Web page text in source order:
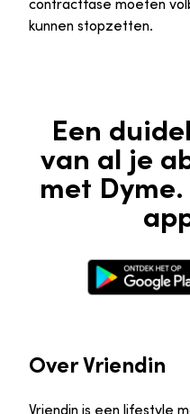
kunnen stopzetten.
Een
van al je
met
Over Vriendin
Vriendin is een lifestyle